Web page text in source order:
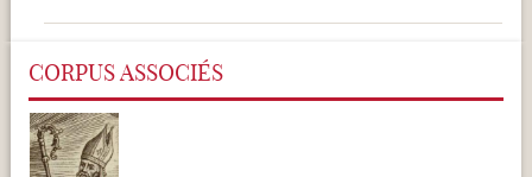
CORPUS ASSOCIÉS